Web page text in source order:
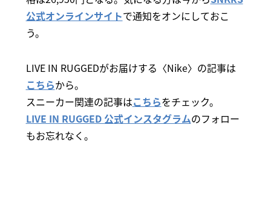
公式オンラインサイトで通知をオンにしておこ
う。
LIVE IN RUGGEDがお届けする〈Nike〉の記事は
こちらから。
スニーカー関連の記事はこちらをチェック。
LIVE IN RUGGED 公式インスタグラムのフォロー
もお忘れなく。